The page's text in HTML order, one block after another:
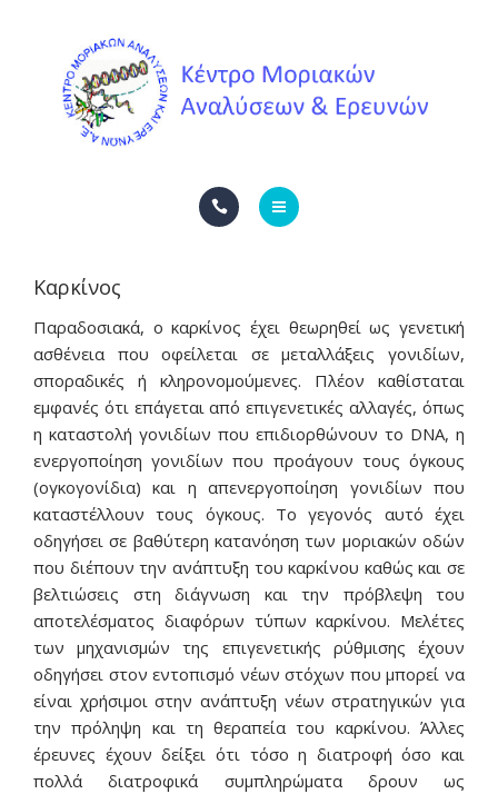
ΕΠΙΚΟΙΝΩΝΙΑ
ΕΤΑΙΡΙΚΑ ΝΈΑ
Η ΕΤΑΙΡΕΊΑ
ΥΠΗΡΕΣΊΕΣ
ΕΠΙΚΟΙΝΩΝΙΑ
ΕΤΑΙΡΙΚΑ ΝΈΑ
ENGLISH
ΕΛΛΗΝΙΚΆ
Καρκίνος
Παραδοσιακά, ο καρκίνος έχει θεωρηθεί ως γενετική
ασθένεια που οφείλεται σε μεταλλάξεις γονιδίων,
σποραδικές ή κληρονομούμενες. Πλέον καθίσταται
εμφανές ότι επάγεται από επιγενετικές αλλαγές, όπως
η καταστολή γονιδίων που επιδιορθώνουν το DNA, η
ενεργοποίηση γονιδίων που προάγουν τους όγκους
(ογκογονίδια) και η απενεργοποίηση γονιδίων που
καταστέλλουν τους όγκους. Το γεγονός αυτό έχει
οδηγήσει σε βαθύτερη κατανόηση των μοριακών οδών
που διέπουν την ανάπτυξη του καρκίνου καθώς και σε
βελτιώσεις στη διάγνωση και την πρόβλεψη του
αποτελέσματος διαφόρων τύπων καρκίνου. Μελέτες
των μηχανισμών της επιγενετικής ρύθμισης έχουν
οδηγήσει στον εντοπισμό νέων στόχων που μπορεί να
είναι χρήσιμοι στην ανάπτυξη νέων στρατηγικών για
την πρόληψη και τη θεραπεία του καρκίνου. Άλλες
έρευνες έχουν δείξει ότι τόσο η διατροφή όσο και
πολλά διατροφικά συμπληρώματα δρουν ως